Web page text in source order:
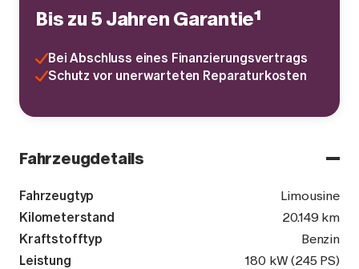
Fahrzeugdetails
Fahrzeugtyp
Limousine
Kilometerstand
20.149 km
Kraftstofftyp
Benzin
Leistung
180 kW (245 PS)
Bis zu 5 Jahren Garantie¹
Bei Abschluss eines Finanzierungsvertrags
Schutz vor unerwarteten Reparaturkosten